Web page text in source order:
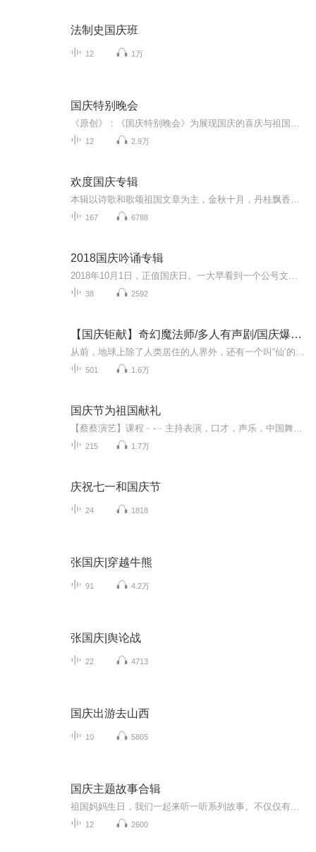
法制史国庆班
12 1万
国庆特别晚会
12 2.9万
欢度国庆专辑
167 6788
2018国庆吟诵专辑
38 2592
【国庆钜献】奇幻魔法师/多人有声剧/国庆爆更七天乐
501 1.6万
国庆节为祖国献礼
215 1.7万
庆祝七一和国庆节
24 1818
张国庆|穿越牛熊
91 4.2万
张国庆|舆论战
22 4713
国庆出游去山西
10 5805
国庆主题故事合辑
12 2600